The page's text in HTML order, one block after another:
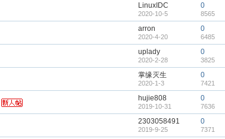
LinuxIDC
2020-10-5
0
8565
arron
2020-4-20
0
6485
uplady
2020-2-28
0
3825
掌缘灭生
2020-1-3
0
7421
hujie808
2019-10-31
0
7636
2303058491
2019-9-25
0
7371